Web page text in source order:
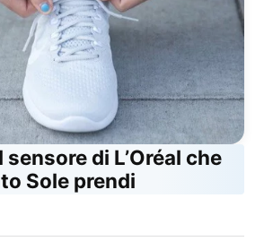
sensore di L’Oréal che
Sole prendi